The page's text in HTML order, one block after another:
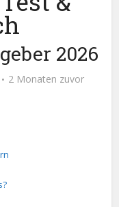
2026
2 Monaten zuvor